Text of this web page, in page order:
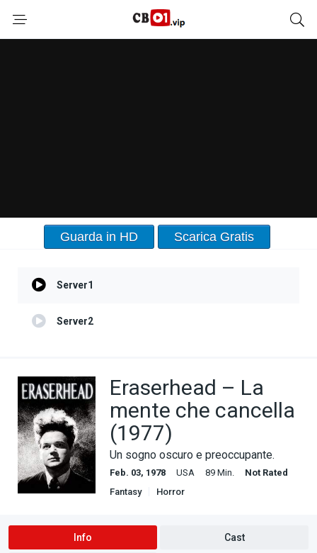
Guarda in HD Scarica Gratis
Server1
Server2
Eraserhead – La
mente che cancella
(1977)
Un sogno oscuro e preoccupante.
Feb. 03, 1978 USA 89 Min.
Not Rated
Fantasy
Horror
Info Cast